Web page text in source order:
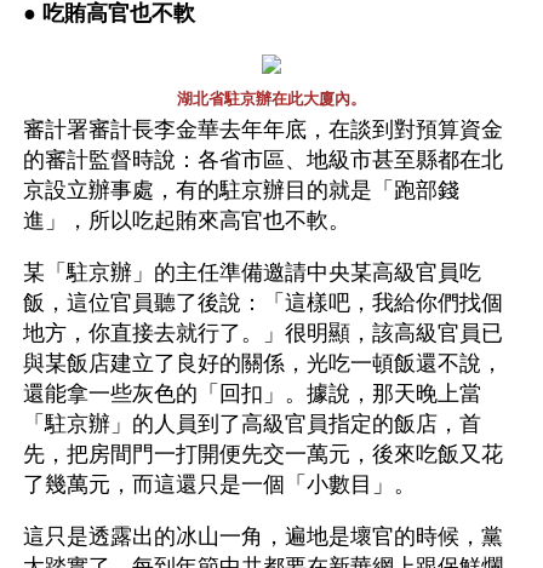
● 吃賄高官也不軟
湖北省駐京辦在此大廈內。
審計署審計長李金華去年年底，在談到對預算資金
的審計監督時說：各省市區、地級市甚至縣都在北
京設立辦事處，有的駐京辦目的就是「跑部錢
進」，所以吃起賄來高官也不軟。
某「駐京辦」的主任準備邀請中央某高級官員吃
飯，這位官員聽了後說：「這樣吧，我給你們找個
地方，你直接去就行了。」很明顯，該高級官員已
與某飯店建立了良好的關係，光吃一頓飯還不說，
還能拿一些灰色的「回扣」。據說，那天晚上當
「駐京辦」的人員到了高級官員指定的飯店，首
先，把房間門一打開便先交一萬元，後來吃飯又花
了幾萬元，而這還只是一個「小數目」。
這只是透露出的冰山一角，遍地是壞官的時候，黨